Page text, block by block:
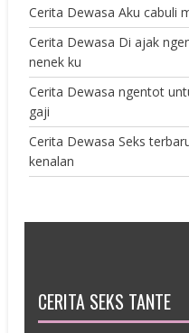
Cerita Dewasa Aku cabuli
Cerita Dewasa Di ajak
nenek ku
Cerita Dewasa ngentot
gaji
Cerita Dewasa Seks
kenalan
CERITA SEKS TANTE